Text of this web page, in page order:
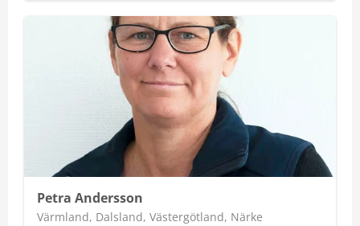
Petra Andersson
Värmland, Dalsland, Västergötland, Närke